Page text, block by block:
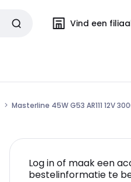
Vind een
Masterline 45W G53 AR111 12V
Log in of maak een
bestelinformatie te